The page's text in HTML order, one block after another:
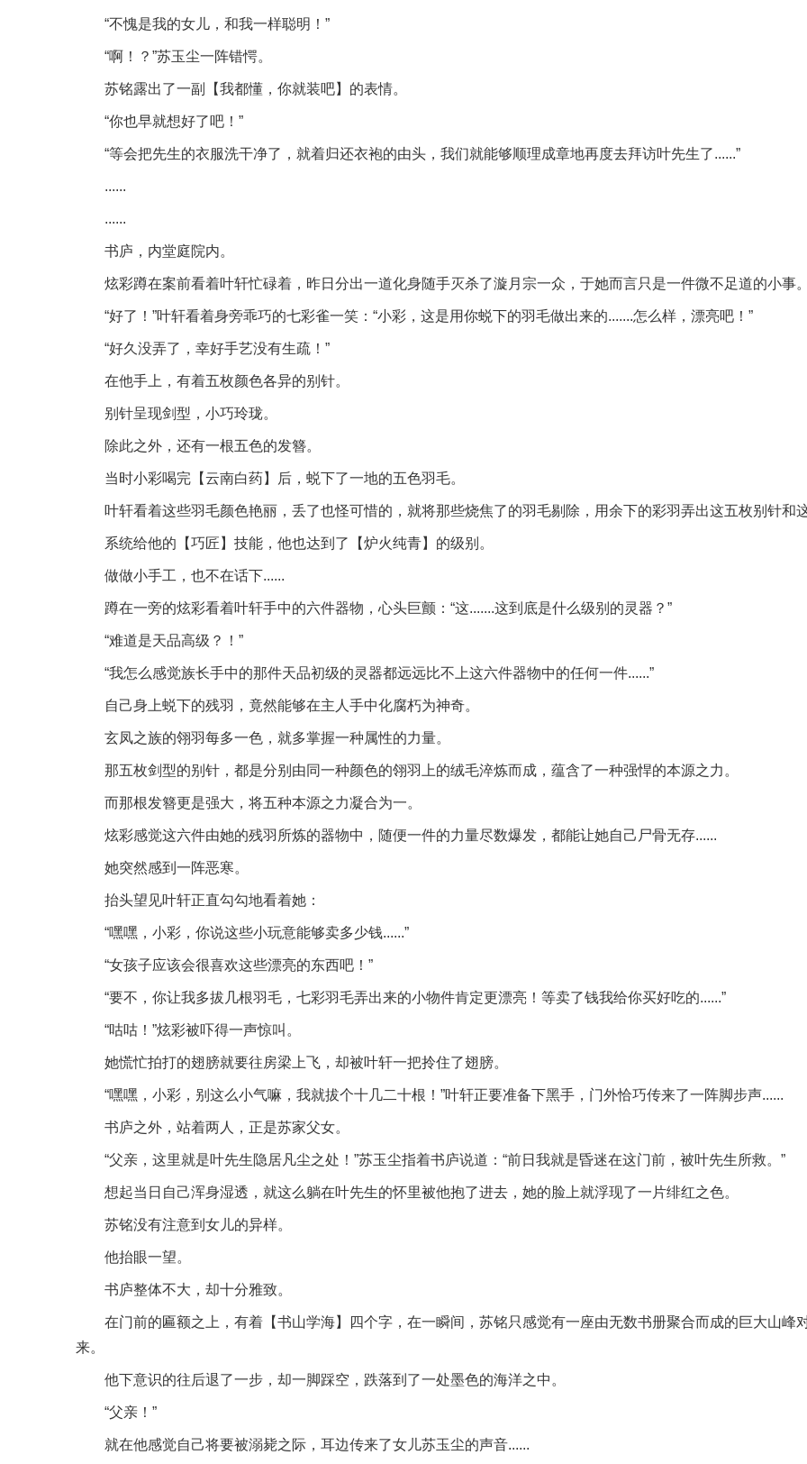
“不愧是我的女儿，和我一样聪明！”
“啊！？”苏玉尘一阵错愕。
苏铭露出了一副【我都懂，你就装吧】的表情。
“你也早就想好了吧！”
“等会把先生的衣服洗干净了，就着归还衣袍的由头，我们就能够顺理成章地再度去拜访叶先生了......”
......
......
书庐，内堂庭院内。
炫彩蹲在案前看着叶轩忙碌着，昨日分出一道化身随手灭杀了漩月宗一众，于她而言只是一件微不足道的小事。
“好了！”叶轩看着身旁乖巧的七彩雀一笑：“小彩，这是用你蜕下的羽毛做出来的.......怎么样，漂亮吧！”
“好久没弄了，幸好手艺没有生疏！”
在他手上，有着五枚颜色各异的别针。
别针呈现剑型，小巧玲珑。
除此之外，还有一根五色的发簪。
当时小彩喝完【云南白药】后，蜕下了一地的五色羽毛。
叶轩看着这些羽毛颜色艳丽，丢了也怪可惜的，就将那些烧焦了的羽毛剔除，用余下的彩羽弄出这五枚别针和
系统给他的【巧匠】技能，他也达到了【炉火纯青】的级别。
做做小手工，也不在话下......
蹲在一旁的炫彩看着叶轩手中的六件器物，心头巨颤：“这.......这到底是什么级别的灵器？”
“难道是天品高级？！”
“我怎么感觉族长手中的那件天品初级的灵器都远远比不上这六件器物中的任何一件......”
自己身上蜕下的残羽，竟然能够在主人手中化腐朽为神奇。
玄凤之族的翎羽每多一色，就多掌握一种属性的力量。
那五枚剑型的别针，都是分别由同一种颜色的翎羽上的绒毛淬炼而成，蕴含了一种强悍的本源之力。
而那根发簪更是强大，将五种本源之力凝合为一。
炫彩感觉这六件由她的残羽所炼的器物中，随便一件的力量尽数爆发，都能让她自己尸骨无存......
她突然感到一阵恶寒。
抬头望见叶轩正直勾勾地看着她：
“嘿嘿，小彩，你说这些小玩意能够卖多少钱......”
“女孩子应该会很喜欢这些漂亮的东西吧！”
“要不，你让我多拔几根羽毛，七彩羽毛弄出来的小物件肯定更漂亮！等卖了钱我给你买好吃的......”
“咕咕！”炫彩被吓得一声惊叫。
她慌忙拍打的翅膀就要往房梁上飞，却被叶轩一把拎住了翅膀。
“嘿嘿，小彩，别这么小气嘛，我就拔个十几二十根！”叶轩正要准备下黑手，门外恰巧传来了一阵脚步声......
书庐之外，站着两人，正是苏家父女。
“父亲，这里就是叶先生隐居凡尘之处！”苏玉尘指着书庐说道：“前日我就是昏迷在这门前，被叶先生所救。”
想起当日自己浑身湿透，就这么躺在叶先生的怀里被他抱了进去，她的脸上就浮现了一片绯红之色。
苏铭没有注意到女儿的异样。
他抬眼一望。
书庐整体不大，却十分雅致。
在门前的匾额之上，有着【书山学海】四个字，在一瞬间，苏铭只感觉有一座由无数书册聚合而成的巨大山峰
来。
他下意识的往后退了一步，却一脚踩空，跌落到了一处墨色的海洋之中。
“父亲！”
就在他感觉自己将要被溺毙之际，耳边传来了女儿苏玉尘的声音......